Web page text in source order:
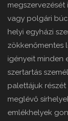
vagy polgári
helyi egyházi
zökkenőmentes
igényeit minden
szertartás
palettájuk részét
meglévő
emlékhelyek